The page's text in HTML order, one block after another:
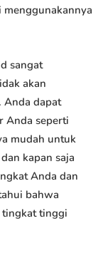
sangat
akan
Anda dapat
Anda seperti
mudah untuk
kapan saja
Anda dan
bahwa
tingkat tinggi